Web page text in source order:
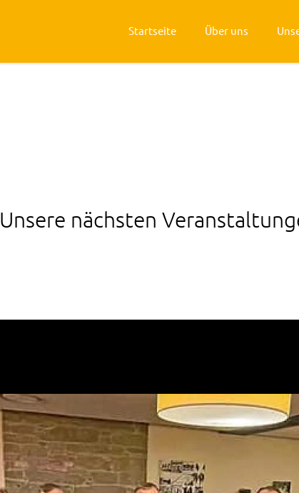
Startseite Über uns
Unsere nächsten